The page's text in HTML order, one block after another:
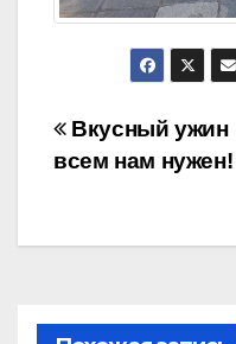
Навигация
записям
Вкусный ужин
всем нам нужен!